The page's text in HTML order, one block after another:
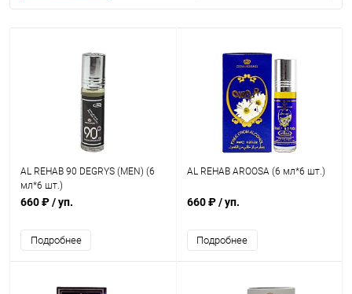
AL REHAB 90 DEGRYS (MEN) (6
мл*6 шт.)
660 ₽/ уп.
Подробнее
AL REHAB AROOSA (6 мл*6 шт.)
660 ₽/ уп.
Подробнее